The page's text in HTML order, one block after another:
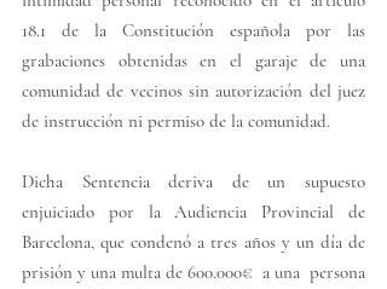
18.1 de la Constitución española por las
grabaciones obtenidas en el garaje de una
comunidad de vecinos sin autorización del juez
de instrucción ni permiso de la comunidad.
Dicha Sentencia deriva de un supuesto
enjuiciado por la Audiencia Provincial de
Barcelona, que condenó a tres años y un día de
prisión y una multa de 600.000€  a una  persona